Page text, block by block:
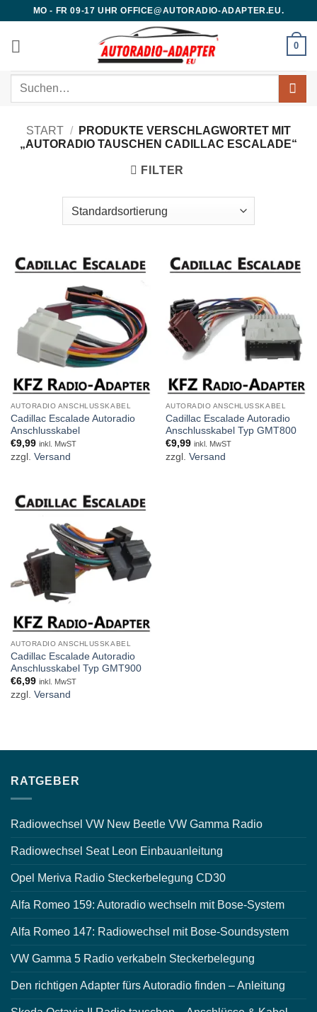
springen
MO - FR 09-17 UHR OFFICE@AUTORADIO-ADAPTER.EU.
0
Suchen
START /
PRODUKTE VERSCHLAGWORTET MIT
„AUTORADIO TAUSCHEN CADILLAC ESCALADE“
FILTER
AUTORADIO ANSCHLUSSKABEL
Cadillac Escalade Autoradio
Anschlusskabel
€9,99 inkl. MwST
zzgl. Versand
AUTORADIO ANSCHLUSSKABEL
Cadillac Escalade Autoradio
Anschlusskabel Typ GMT800
€9,99 inkl. MwST
zzgl. Versand
AUTORADIO ANSCHLUSSKABEL
Cadillac Escalade Autoradio
Anschlusskabel Typ GMT900
€6,99 inkl. MwST
zzgl. Versand
RATGEBER
Radiowechsel VW New Beetle VW Gamma Radio
Radiowechsel Seat Leon Einbauanleitung
Opel Meriva Radio Steckerbelegung CD30
Alfa Romeo 159: Autoradio wechseln mit Bose-System
Alfa Romeo 147: Radiowechsel mit Bose-Soundsystem
VW Gamma 5 Radio verkabeln Steckerbelegung
Den richtigen Adapter fürs Autoradio finden – Anleitung